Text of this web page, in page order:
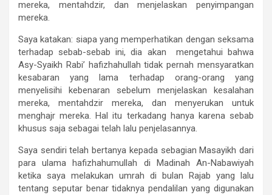
mereka, mentahdzir, dan menjelaskan penyimpangan
mereka.
Saya katakan: siapa yang memperhatikan dengan seksama
terhadap sebab-sebab ini, dia akan mengetahui bahwa
Asy-Syaikh Rabi’ hafizhahullah tidak pernah mensyaratkan
kesabaran yang lama terhadap orang-orang yang
menyelisihi kebenaran sebelum menjelaskan kesalahan
mereka, mentahdzir mereka, dan menyerukan untuk
menghajr mereka. Hal itu terkadang hanya karena sebab
khusus saja sebagai telah lalu penjelasannya.
Saya sendiri telah bertanya kepada sebagian Masayikh dari
para ulama hafizhahumullah di Madinah An-Nabawiyah
ketika saya melakukan umrah di bulan Rajab yang lalu
tentang seputar benar tidaknya pendalilan yang digunakan